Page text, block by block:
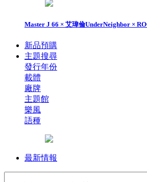
Master J 66 × 艾瑋倫UnderNeighbor ×
新品預購
主題搜尋
發行年份
載體
廠牌
主題館
樂風
語種
最新情報